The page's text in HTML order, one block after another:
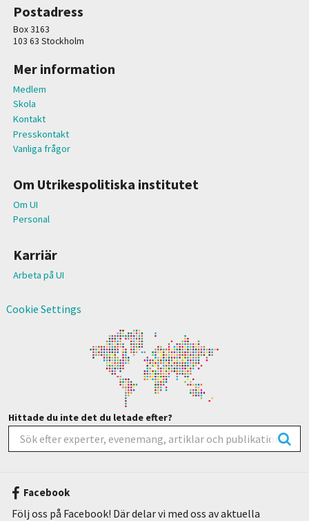
Postadress
Box 3163
103 63 Stockholm
Mer information
Medlem
Skola
Kontakt
Presskontakt
Vanliga frågor
Om Utrikespolitiska institutet
Om UI
Personal
Karriär
Arbeta på UI
Cookie Settings
Hittade du inte det du letade efter?
Facebook
Följ oss på Facebook! Där delar vi med oss av aktuella